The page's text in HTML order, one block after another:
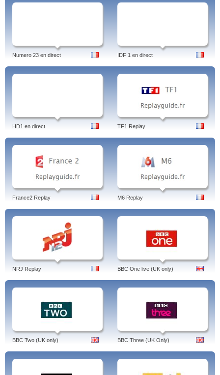
Numero 23 en direct IDF 1 en direct
HD1 en direct TF1 Replay
France2 Replay M6 Replay
NRJ Replay BBC One live (UK only)
BBC Two (UK only) BBC Three (UK Only)